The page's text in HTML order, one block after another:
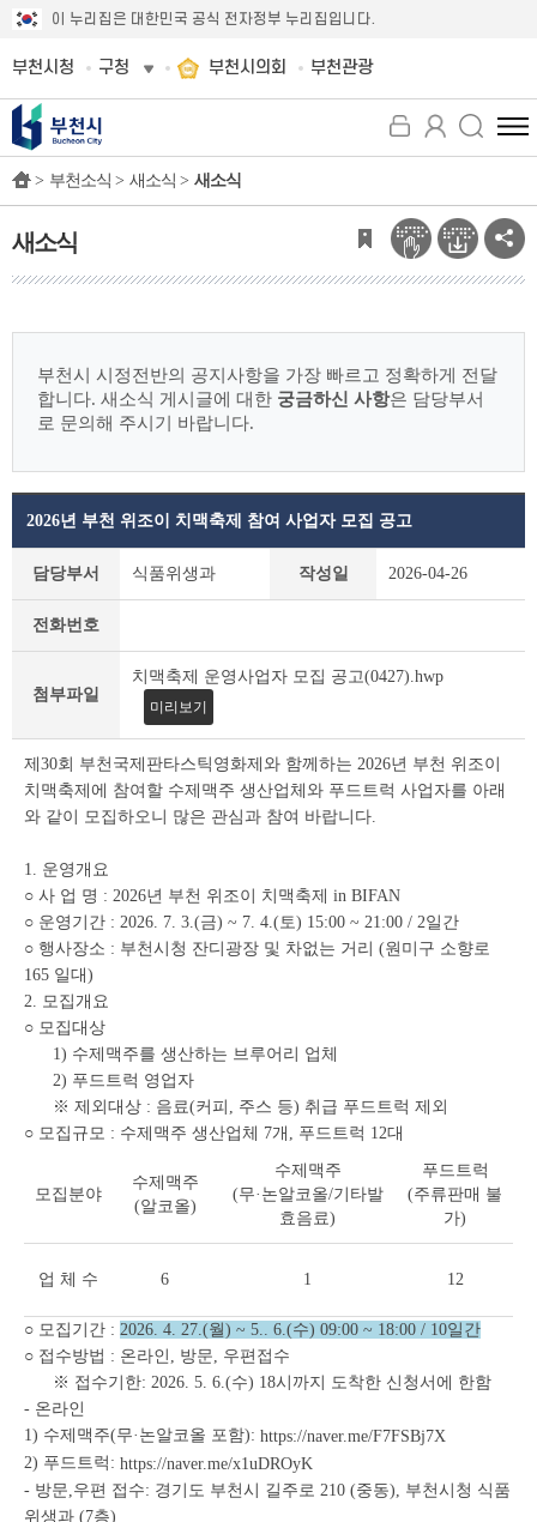
이 누리집은 대한민국 공식 전자정부 누리집입니다.
부천시청 구청 부천시의회 부천관광
전
체
뉴
보
기
> 부천소식 > 새소식 > 새소식
새소식
부천시 시정전반의 공지사항을 가장 빠르고 정확하게 전달
합니다. 새소식 게시글에 대한 궁금하신 사항은 담당부서
로 문의해 주시기 바랍니다.
세
2026년 부천 위조이 치맥축제 참여 사업자 모집 공고
담당부서 식품위생과 작성일 2026-04-26
전화번호
첨부파일
치맥축제 운영사업자 모집 공고(0427).hwp
미리보기
제30회 부천국제판타스틱영화제와 함께하는 2026년 부천 위조이
치맥축제에 참여할 수제맥주 생산업체와 푸드트럭 사업자를 아래
와 같이 모집하오니 많은 관심과 참여 바랍니다.
1. 운영개요
○ 사 업 명 : 2026년 부천 위조이 치맥축제 in BIFAN
○ 운영기간 : 2026. 7. 3.(금) ~ 7. 4.(토) 15:00 ~ 21:00 / 2일간
○ 행사장소 : 부천시청 잔디광장 및 차없는 거리 (원미구 소향로
165 일대)
2. 모집개요
○ 모집대상
1) 수제맥주를 생산하는 브루어리 업체
2) 푸드트럭 영업자
※ 제외대상 : 음료(커피, 주스 등) 취급 푸드트럭 제외
○ 모집규모 : 수제맥주 생산업체 7개, 푸드트럭 12대
모집분야
수제맥주
(알코올)
수제맥주
(무·논알코올/기타발
효음료)
푸드트럭
(주류판매 불
가)
업 체 수 6 1 12
○ 모집기간 : 2026. 4. 27.(월) ~ 5.. 6.(수) 09:00 ~ 18:00 / 10일간
○ 접수방법 : 온라인, 방문, 우편접수
※ 접수기한: 2026. 5. 6.(수) 18시까지 도착한 신청서에 한함
- 온라인
1) 수제맥주(무·논알코올 포함): https://naver.me/F7FSBj7X
2) 푸드트럭: https://naver.me/x1uDROyK
- 방문,우편 접수: 경기도 부천시 길주로 210 (중동), 부천시청 식품
위생과 (7층)